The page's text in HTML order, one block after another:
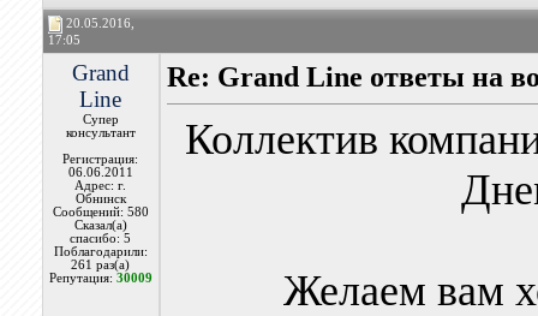
20.05.2016,
17:05
Grand
Line
Супер
консультант
Регистрация:
06.06.2011
Адрес: г.
Обнинск
Сообщений: 580
Сказал(а)
спасибо: 5
Поблагодарили:
261 раз(а)
Репутация: 30009
Re: Grand Line ответы на
Коллектив
Желаем вам